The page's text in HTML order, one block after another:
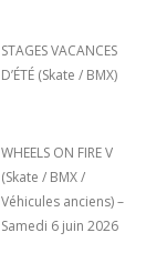
STAGES VACANCES
D’ÉTÉ (Skate / BMX)
WHEELS ON FIRE V
(Skate / BMX /
Véhicules anciens) –
Samedi 6 juin 2026